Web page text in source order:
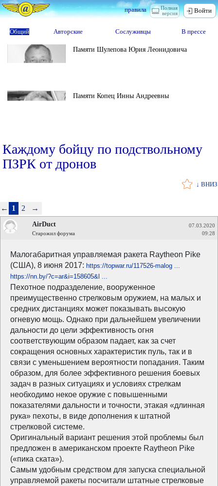
Полная
версия
правила Войти
Общий Авторские Сослуживцы В прессе
Памяти Шулепова Юрия Леонидовича
Памяти Копец Инны Андреевны
Каждому бойцу по подствольному
ПЗРК от дронов
↓ ВНИЗ
← 1 2 →
AirDuct
Старожил форума
07.03.2020
09:28
Малогабаритная управляемая ракета Raytheon Pike
(США), 8 июня 2017: https://topwar.ru/117526-malog ...
https://nn.by/?c=ar&i=158605&l ...
Пехотное подразделение, вооруженное
преимущественно стрелковым оружием, на малых и
средних дистанциях может показывать высокую
огневую мощь. Однако при дальнейшем увеличении
дальности до цели эффективность огня
соответствующим образом падает, как за счет
сокращения основных характеристик пуль, так и в
связи с уменьшением вероятности попадания. Таким
образом, для более эффективного решения боевых
задач в разных ситуациях и условиях стрелкам
необходимо некое оружие с повышенными
показателями дальности и точности, этакая «длинная
рука» пехоты, в виде дополнения к штатной
стрелковой системе.
Оригинальный вариант решения этой проблемы был
предложен в американском проекте Raytheon Pike
(«пика ската»).
Самым удобным средством для запуска специальной
управляемой ракеты посчитали штатные стрелковые